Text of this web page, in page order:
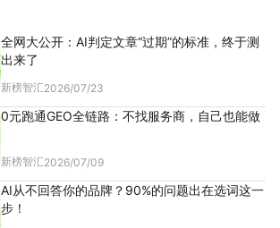
全网大公开：AI判定文章“过期”的标准，终于测
出来了
新榜智汇2026/07/23
0元跑通GEO全链路：不找服务商，自己也能做
新榜智汇2026/07/09
AI从不回答你的品牌？90%的问题出在选词这一
步！